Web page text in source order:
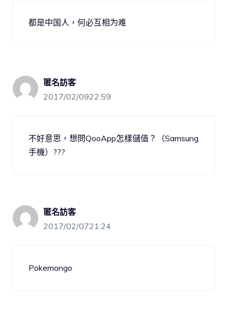
都是中国人，何必互相为难
匿名訪客
2017/02/0922:59
不好意思，想問QooApp怎樣儲值？（Samsung
手機）???
匿名訪客
2017/02/0721:24
Pokemongo